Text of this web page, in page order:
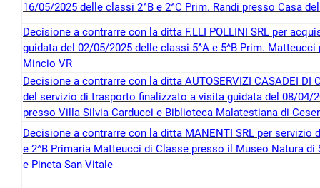
16/05/2025 delle classi 2^B e 2^C Prim. Randi presso Casa
Decisione a contrarre con la ditta F.LLI POLLINI SRL per
guidata del 02/05/2025 delle classi 5^A e 5^B Prim.
Mincio VR
Decisione a contrarre con la ditta AUTOSERVIZI CASADEI DI
del servizio di trasporto finalizzato a visita guidata del 08/04/
presso Villa Silvia Carducci e Biblioteca Malatestiana di
Decisione a contrarre con la ditta MANENTI SRL per
e 2^B Primaria Matteucci di Classe presso il Museo Natura
e Pineta San Vitale